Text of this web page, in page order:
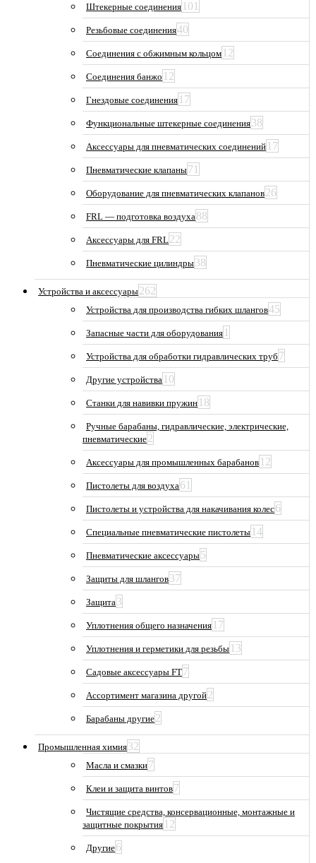
Штекерные соединения 101
Резьбовые соединения40
Соединения с обжимным кольцом 12
Соединения банжо 12
Гнездовые соединения 17
Функциональные штекерные соединения38
Аксессуары для пневматических соединений 17
Пневматические клапаны71
Оборудование для пневматических клапанов26
FRL — подготовка воздуха88
Аксессуары для FRL22
Пневматические цилиндры38
Устройства и аксессуары262
Устройства для производства гибких шлангов45
Запасные части для оборудования 1
Устройства для обработки гидравлических труб 7
Другие устройства 10
Станки для навивки пружин 18
Ручные барабаны, гидравлические, электрические,
пневматические2
Аксессуары для промышленных барабанов 12
Пистолеты для воздуха61
Пистолеты и устройства для накачивания колес6
Специальные пневматические пистолеты 14
Пневматические аксессуары5
Защиты для шлангов37
Защита3
Уплотнения общего назначения 17
Уплотнения и герметики для резьбы 13
Садовые аксессуары FT7
Ассортимент магазина другой2
Барабаны другие2
Промышленная химия32
Масла и смазки7
Клеи и защита винтов7
Чистящие средства, консервационные, монтажные и
защитные покрытия 12
Другие6